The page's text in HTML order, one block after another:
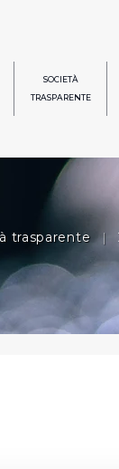
SOCIETÀ
TRASPARENTE
trasparente |